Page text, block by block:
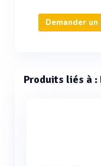
Demander
Produits liés à :